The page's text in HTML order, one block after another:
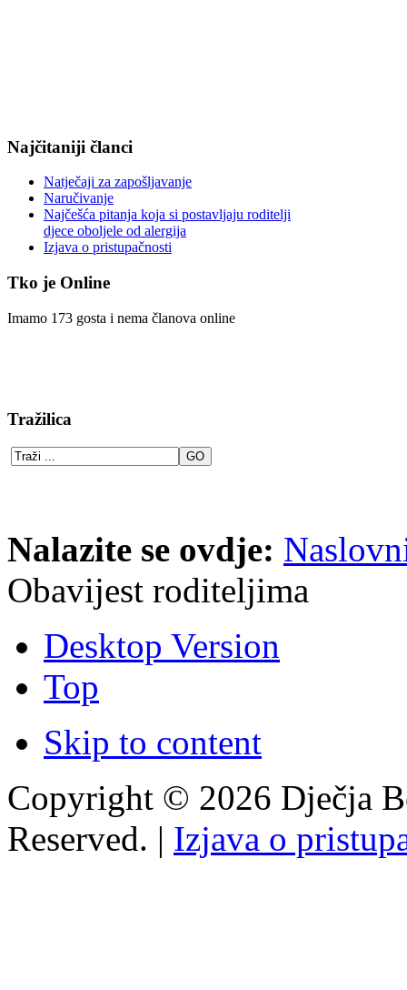
Najčitaniji članci
Natječaji za zapošljavanje
Naručivanje
Najčešća pitanja koja si postavljaju roditelji
djece oboljele od alergija
Izjava o pristupačnosti
Tko je Online
Imamo 173 gosta i nema članova online
Tražilica
Nalazite se ovdje:
Obavijest roditeljima
Desktop Version
Top
Skip to content
Copyright © 2026 Dječja
Reserved. | Izjava o